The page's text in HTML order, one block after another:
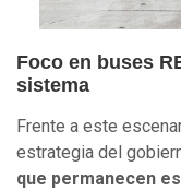
Foco en buses
sistema
Frente a este
estrategia del
que permanecen